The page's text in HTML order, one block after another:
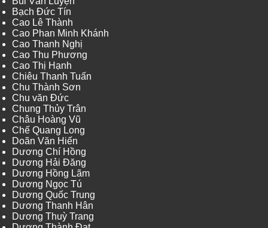
Bạch Đức Tín
Cao Lê Thành
Cao Phan Minh Khánh
Cao Thanh Nghị
Cao Thu Phương
Cao Thị Hạnh
Chiêu Thanh Tuấn
Chu Thành Sơn
Chu văn Đức
Chung Thủy Trân
Châu Hoàng Vũ
Chế Quang Long
Doãn Văn Hiến
Dương Chí Hồng
Dương Hải Đăng
Dương Hồng Lãm
Dương Ngọc Tú
Dương Quốc Trung
Dương Thanh Hân
Dương Thuỳ Trang